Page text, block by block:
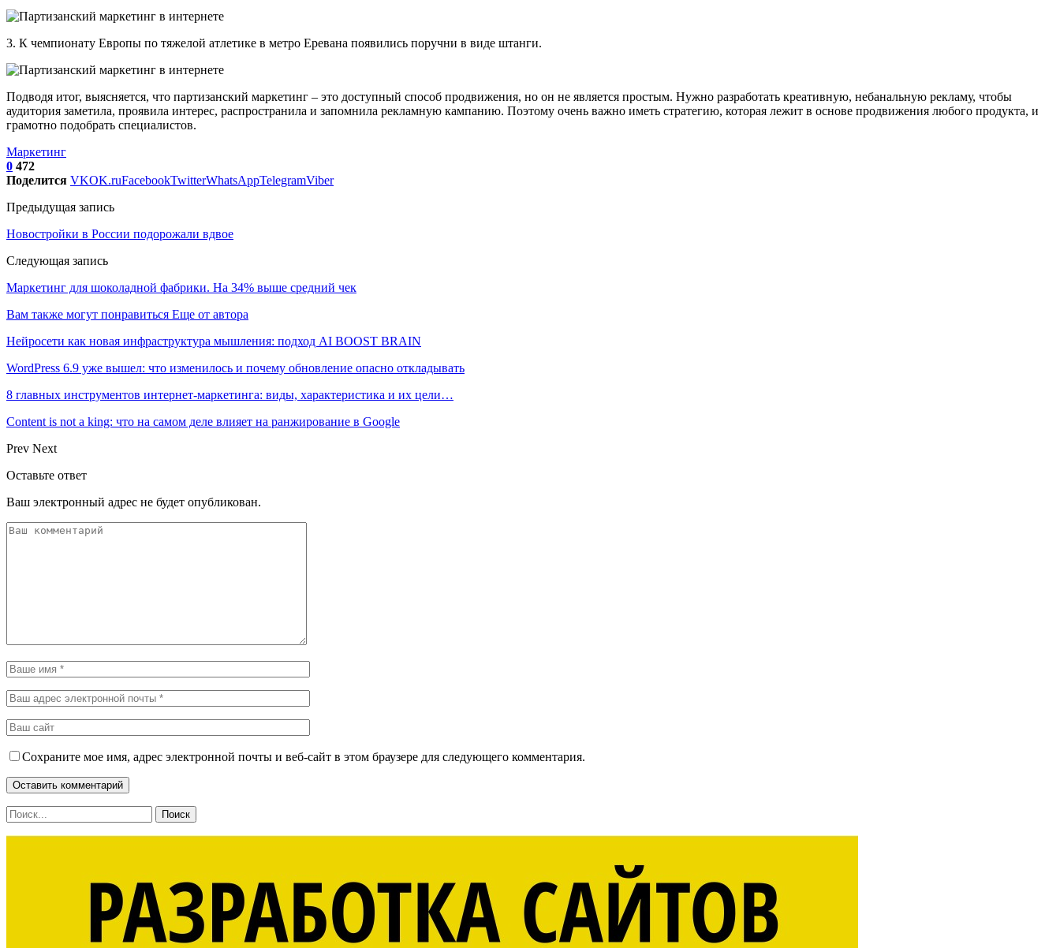
3. К чемпионату Европы по тяжелой атлетике в метро Еревана появились поручни в виде штанги.
Подводя итог, выясняется, что партизанский маркетинг – это доступный способ продвижения, но он не является простым. Нужно разработать креативную, небанальную рекламу, чтобы
аудитория заметила, проявила интерес, распространила и запомнила рекламную кампанию. Поэтому очень важно иметь стратегию, которая лежит в основе продвижения любого продукта, и
грамотно подобрать специалистов.
Маркетинг
0 472
Поделится VKOK.ruFacebookTwitterWhatsAppTelegramViber
Предыдущая запись
Новостройки в России подорожали вдвое
Следующая запись
Маркетинг для шоколадной фабрики. На 34% выше средний чек
Вам также могут понравиться Еще от автора
Нейросети как новая инфраструктура мышления: подход AI BOOST BRAIN
WordPress 6.9 уже вышел: что изменилось и почему обновление опасно откладывать
8 главных инструментов интернет-маркетинга: виды, характеристика и их цели…
Content is not a king: что на самом деле влияет на ранжирование в Google
Prev Next
Оставьте ответ
Ваш электронный адрес не будет опубликован.
Сохраните мое имя, адрес электронной почты и веб-сайт в этом браузере для следующего комментария.